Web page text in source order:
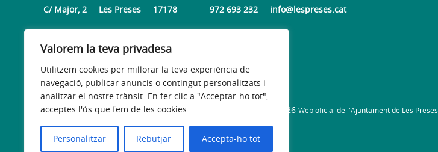
Valorem la teva privadesa
Utilitzem cookies per millorar la teva experiència de
navegació, publicar anuncis o contingut personalitzats i
analitzar el nostre trànsit. En fer clic a "Acceptar-ho tot",
acceptes l'ús que fem de les cookies.
Personalitzar Rebutjar Accepta-ho tot
C/ Major, 2
Les Preses
17178
972 693 232
info@lespreses.cat
Horari
De dillus a divendres de 8.30 h a 14 h i dijous de 16 h a 19 h
Avís legal Política de privacitat © 2026 Web oficial de l'Ajuntament de Les Preses